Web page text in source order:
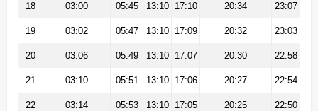
18 03:00 05:45 13:10 17:10 20:34 23:07
19 03:02 05:47 13:10 17:09 20:32 23:03
20 03:06 05:49 13:10 17:07 20:30 22:58
21 03:10 05:51 13:10 17:06 20:27 22:54
22 03:14 05:53 13:10 17:05 20:25 22:50